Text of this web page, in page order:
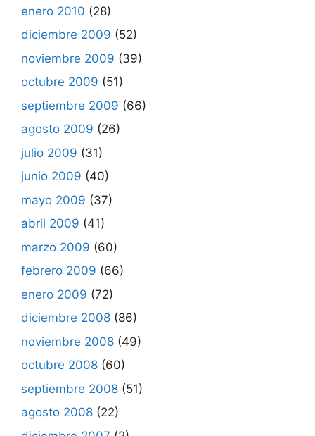
enero 2010 (28)
diciembre 2009 (52)
noviembre 2009 (39)
octubre 2009 (51)
septiembre 2009 (66)
agosto 2009 (26)
julio 2009 (31)
junio 2009 (40)
mayo 2009 (37)
abril 2009 (41)
marzo 2009 (60)
febrero 2009 (66)
enero 2009 (72)
diciembre 2008 (86)
noviembre 2008 (49)
octubre 2008 (60)
septiembre 2008 (51)
agosto 2008 (22)